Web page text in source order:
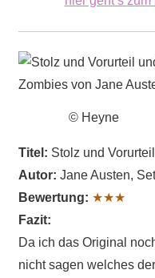
© Heyne
Titel: Stolz und
Autor: Jane Austen,
Bewertung: ★★★
Fazit:
Da ich das Original
nicht sagen welches